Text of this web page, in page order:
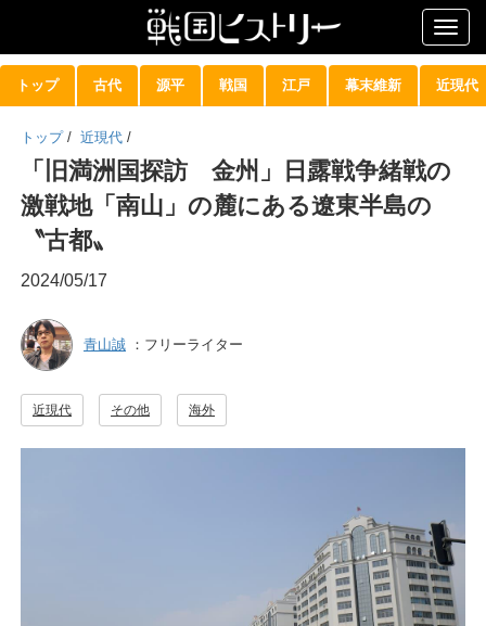
トップ 古代 源平 戦国 江戸 幕末維新 近現代
トップ / 近現代 /
「旧満洲国探訪 金州」日露戦争緒戦の
激戦地「南山」の麓にある遼東半島の
〝古都〟
2024/05/17
青山誠 ：フリーライター
近現代 その他 海外